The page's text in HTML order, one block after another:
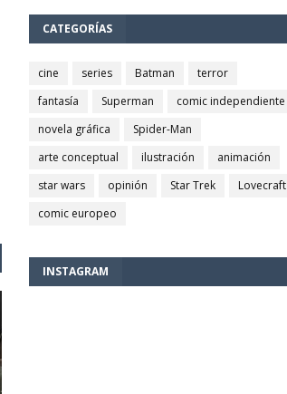
CATEGORÍAS
cine series Batman
terror
fantasía
Superman
comic independiente
novela gráfica
Spider-Man
arte conceptual
ilustración
animación
star wars
opinión Star Trek
Lovecraft
comic europeo
INSTAGRAM